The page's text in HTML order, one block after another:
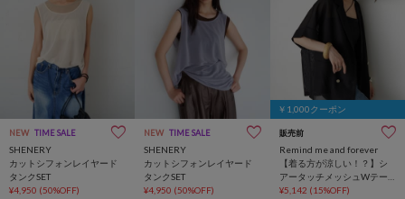
NEW TIME SALE
SHENERY
カットシフォンレイヤード
タンクSET
¥4,950 (50%OFF)
NEW TIME SALE
SHENERY
カットシフォンレイヤード
タンクSET
¥4,950 (50%OFF)
￥1,000クーポン
販売前
Remind me and forever
【着る方が涼しい！？】シ
アータッチメッシュWテー
ラージャケット
¥5,142 (15%OFF)